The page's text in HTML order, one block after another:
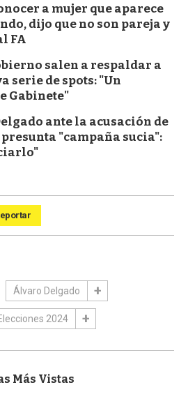
a mujer que aparece
dijo que no son pareja y
FA
salen a respaldar a
serie de spots: "Un
Gabinete"
ante la acusación de
"campaña sucia":
Álvaro Delgado
2024
Más Vistas